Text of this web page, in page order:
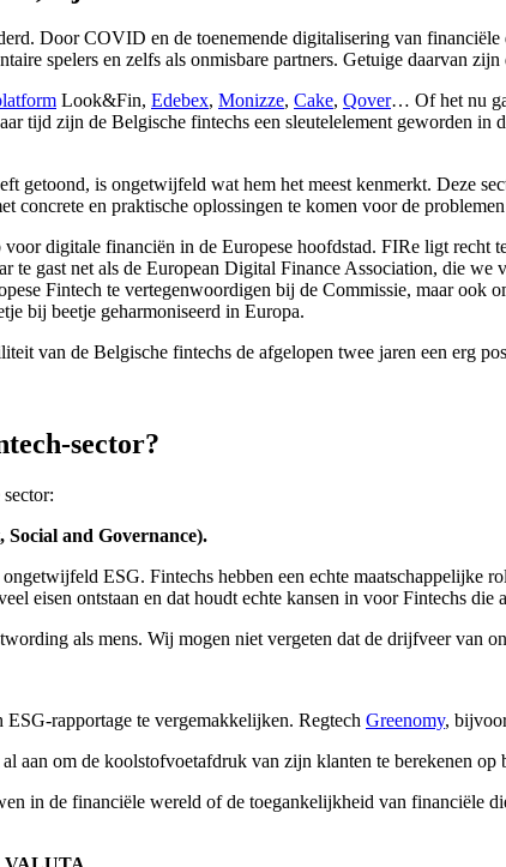
Door COVID en de toenemende digitalisering van
spelers en zelfs als onmisbare partners. Getuige daarvan
Look&Fin, Edebex, Monizze, Cake, Qover… Of het nu
tijd zijn de Belgische fintechs een sleutelelement geworden
getoond, is ongetwijfeld wat hem het meest kenmerkt. Deze
concrete en praktische oplossingen te komen voor de
digitale financiën in de Europese hoofdstad. FIRe ligt
te gast net als de European Digital Finance Association, die we
Fintech te vertegenwoordigen bij de Commissie, maar ook
bij beetje geharmoniseerd in Europa.
van de Belgische fintechs de afgelopen twee jaren een erg
sector?
and Governance).
ESG. Fintechs hebben een echte maatschappelijke
eisen ontstaan en dat houdt echte kansen in voor Fintechs die
als mens. Wij mogen niet vergeten dat de drijfveer van
rapportage te vergemakkelijken. Regtech Greenomy,
aan om de koolstofvoetafdruk van zijn klanten te berekenen op
in de financiële wereld of de toegankelijkheid van financiële